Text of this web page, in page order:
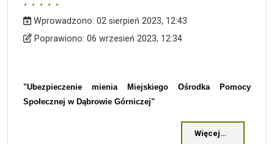
Wprowadzono
Wprowadzono: 02 sierpień 2023, 12:43
Poprawiono
Poprawiono: 06 wrzesień 2023, 12:34
"Ubezpieczenie mienia Miejskiego Ośrodka Pomocy
Społecznej w Dąbrowie Górniczej"
Więcej…